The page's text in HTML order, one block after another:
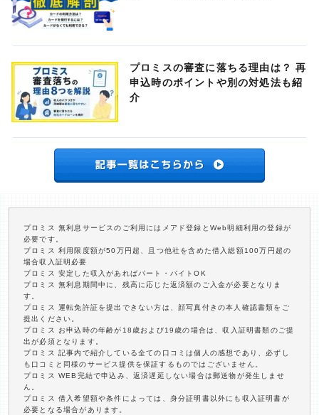
プロミスの審査に落ちる理由は？ 再
申込時のポイントや別の対処法も紹
介
プロミス 無利息サービスのご利用にはメアド登録とWeb明細利用の登録が
必要です。
プロミス 利用限度額が50万円超、且つ他社を含めた借入総額100万円超の
場合収入証明必要
プロミス 安定した収入があればパート・バイトOK
プロミス 無利息期間中に、残高に応じた返済額のご入金が必要となりま
す。
プロミス 運転免許証を提出できない方は、顔写真付きの本人確認書類をご
提出ください。
プロミス お申込時の年齢が18歳および19歳の場合は、収入証明書類のご提
出が必須となります。
プロミス 記事内で紹介している全ての口コミは個人の感想であり、必ずし
も口コミと同様のサービス提供を保証するものではございません。
プロミス WEB完結で申込み、返済遅延しない場合は郵送物が発生しませ
ん。
プロミス 借入希望額や条件によっては、身分証明書以外にも収入証明書が
必要となる場合があります。